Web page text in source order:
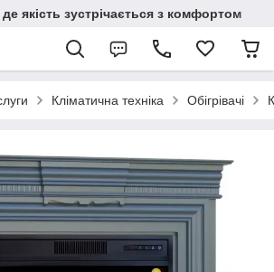
якість зустрічається з комфортом
Кліматична техніка Обігрівачі